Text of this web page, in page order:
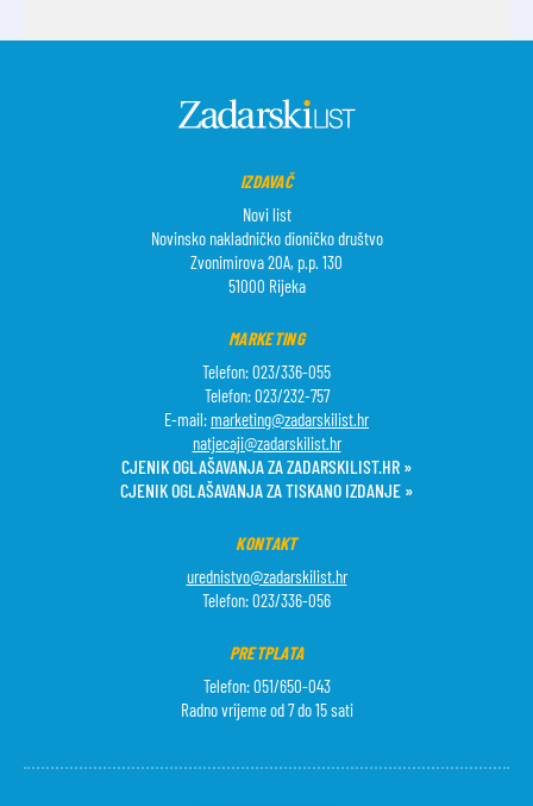
IZDAVAČ
Novi list
Novinsko nakladničko dioničko društvo
Zvonimirova 20A, p.p. 130
51000 Rijeka
MARKETING
Telefon: 023/336-055
Telefon: 023/232-757
E-mail: marketing@zadarskilist.hr
natjecaji@zadarskilist.hr
CJENIK OGLAŠAVANJA ZA ZADARSKILIST.HR »
CJENIK OGLAŠAVANJA ZA TISKANO IZDANJE »
KONTAKT
urednistvo@zadarskilist.hr
Telefon: 023/336-056
PRETPLATA
Telefon: 051/650-043
Radno vrijeme od 7 do 15 sati